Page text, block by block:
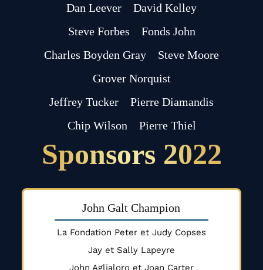
Dan Leever
David Kelley
Steve Forbes
Fonds John
Charles Boyden Gray
Steve Moore
Grover Norquist
Jeffrey Tucker
Pierre Diamandis
Chip Wilson
Pierre Thiel
Sponsors 2022
John Galt Champion
La Fondation Peter et Judy Copses
Jay et Sally Lapeyre
John Aglialoro et Joan Carter